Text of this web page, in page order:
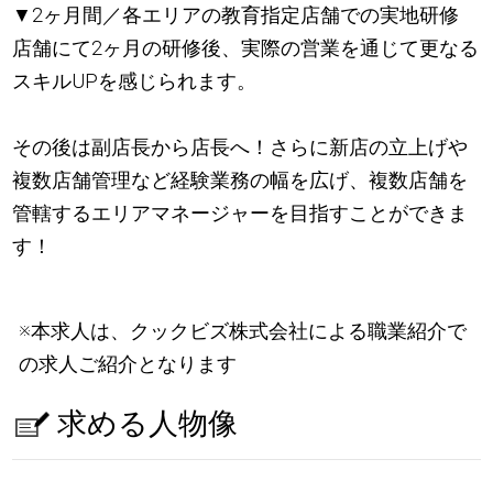
▼2ヶ月間／各エリアの教育指定店舗での実地研修
店舗にて2ヶ月の研修後、実際の営業を通じて更なる
スキルUPを感じられます。
その後は副店長から店長へ！さらに新店の立上げや
複数店舗管理など経験業務の幅を広げ、複数店舗を
管轄するエリアマネージャーを目指すことができま
す！
※本求人は、クックビズ株式会社による職業紹介で
の求人ご紹介となります
求める人物像